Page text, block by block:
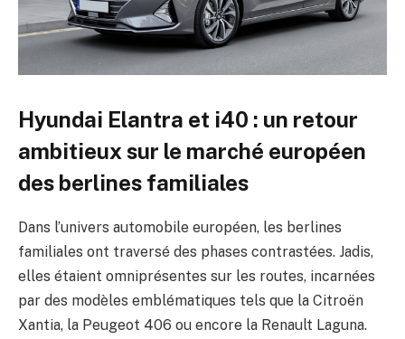
Hyundai Elantra et i40 : un retour
ambitieux sur le marché européen
des berlines familiales
Dans l’univers automobile européen, les berlines
familiales ont traversé des phases contrastées. Jadis,
elles étaient omniprésentes sur les routes, incarnées
par des modèles emblématiques tels que la Citroën
Xantia, la Peugeot 406 ou encore la Renault Laguna.